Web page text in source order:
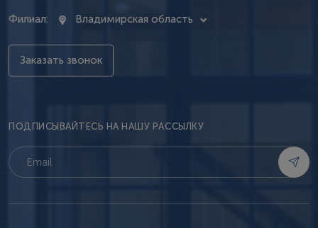
Филиал: Владимирская область
Заказать звонок
ПОДПИСЫВАЙТЕСЬ НА НАШУ РАССЫЛКУ